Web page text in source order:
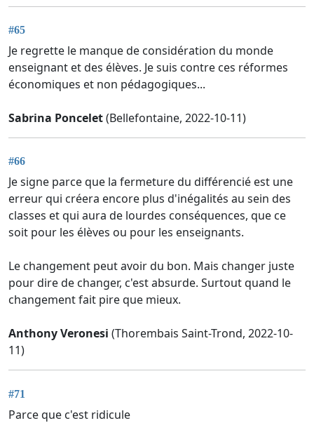
#65
Je regrette le manque de considération du monde
enseignant et des élèves. Je suis contre ces réformes
économiques et non pédagogiques...
Sabrina Poncelet(Bellefontaine, 2022-10-11)
#66
Je signe parce que la fermeture du différencié est une
erreur qui créera encore plus d'inégalités au sein des
classes et qui aura de lourdes conséquences, que ce
soit pour les élèves ou pour les enseignants.
Le changement peut avoir du bon. Mais changer juste
pour dire de changer, c'est absurde. Surtout quand le
changement fait pire que mieux.
Anthony Veronesi (Thorembais Saint-Trond, 2022-10-
11)
#71
Parce que c'est ridicule